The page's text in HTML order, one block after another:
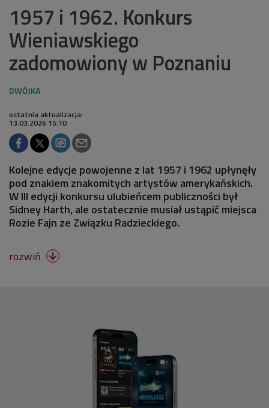
1957 i 1962. Konkurs
Wieniawskiego
zadomowiony w Poznaniu
ostatnia aktualizacja:
13.03.2026 15:10
Kolejne edycje powojenne z lat 1957 i 1962 upłynęły
pod znakiem znakomitych artystów amerykańskich.
W III edycji konkursu ulubieńcem publiczności był
Sidney Harth, ale ostatecznie musiał ustąpić miejsca
Rozie Fajn ze Związku Radzieckiego.
rozwiń 